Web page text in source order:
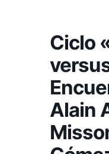
Ciclo
Alain